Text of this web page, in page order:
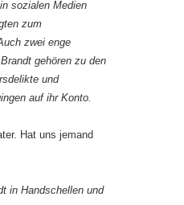
sozialen Medien
zum
zwei enge
gehören zu den
und
auf ihr Konto.
Hat uns jemand
in Handschellen und